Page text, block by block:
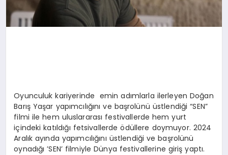
Oyunculuk kariyerinde emin adımlarla ilerleyen Doğan
Barış Yaşar yapımcılığını ve başrolünü üstlendiği “SEN”
filmi ile hem uluslararası festivallerde hem yurt
içindeki katıldığı fetsivallerde ödüllere doymuyor. 2024
Aralık ayında yapımcılığını üstlendiği ve başrolünü
oynadığı ’SEN’ filmiyle Dünya festivallerine giriş yaptı.